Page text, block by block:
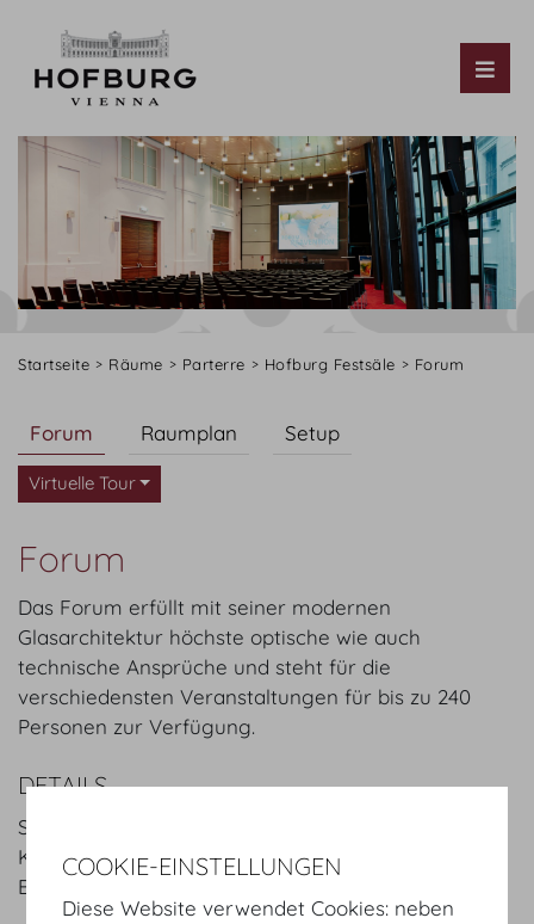
Startseite Räume Parterre Hofburg Festsäle Forum
Forum Raumplan Setup
Virtuelle Tour
Forum
Das Forum erfüllt mit seiner modernen
Glasarchitektur höchste optische wie auch
technische Ansprüche und steht für die
verschiedensten Veranstaltungen für bis zu 240
Personen zur Verfügung.
DETAILS
Sesselreihen: 240 Pax
Klassenzimmer: 120 Pax
Bankett: 130 Pax
COOKIE-EINSTELLUNGEN
Diese Website verwendet Cookies: neben